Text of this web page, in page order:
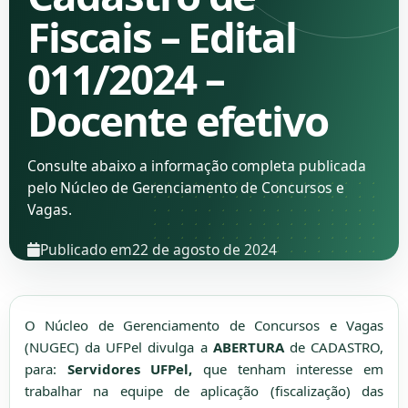
Fiscais – Edital
011/2024 –
Docente efetivo
Consulte abaixo a informação completa publicada
pelo Núcleo de Gerenciamento de Concursos e
Vagas.
Publicado em22 de agosto de 2024
O Núcleo de Gerenciamento de Concursos e Vagas
(NUGEC) da UFPel divulga a ABERTURA de CADASTRO,
para: Servidores UFPel,que tenham interesse em
trabalhar na equipe de aplicação (fiscalização) das